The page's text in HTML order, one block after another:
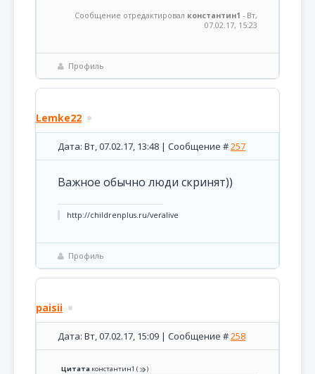
Сообщение отредактировал константин1 - Вт,
07.02.17, 15:23
Профиль
Lemke22
Дата: Вт, 07.02.17, 13:48 | Сообщение #257
Важное обычно люди скринят))
http://childrenplus.ru/veralive
Профиль
paisii
Дата: Вт, 07.02.17, 15:09 | Сообщение #258
Цитата константин1 ( )